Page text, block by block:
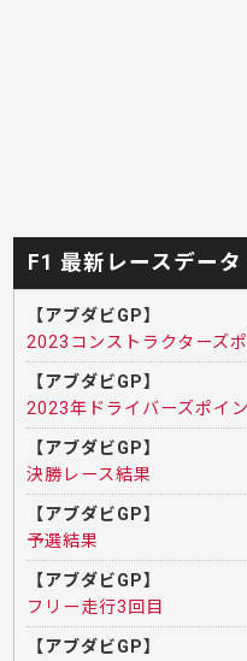
F1 最新レースデータ
【アブダビGP】
2023コンストラクターズ
【アブダビGP】
2023年ドライバーズポイ
【アブダビGP】
決勝レース結果
【アブダビGP】
予選結果
【アブダビGP】
フリー走行3回目
【アブダビGP】